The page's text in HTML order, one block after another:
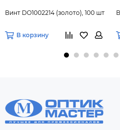
Винт DO1002214 (золото), 100 шт
В корзину